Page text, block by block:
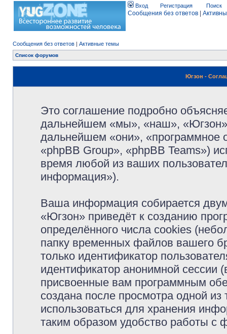
Вход Регистрация Поиск
Сообщения без ответов
Сообщения без ответов | Активные темы
Список форумов
Югзон -
Это соглашение подробно
дальнейшем «мы», «наш»,
дальнейшем «они», «программное
«phpBB Group», «phpBB Teams»)
время любой из ваших
информация»).
Ваша информация собирается
«Югзон» приведёт к созданию
определённого числа cookies
папку временных файлов вашего
только идентификатор
идентификатор анонимной сессии
присвоенные вам программным
создана после просмотра одной
использоваться для хранения
таким образом удобство работы с